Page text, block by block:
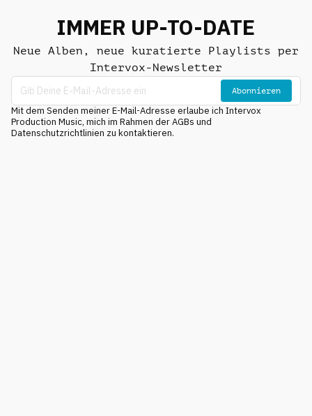
IMMER UP-TO-DATE
Neue Alben, neue kuratierte Playlists per
Intervox-Newsletter
Abonnieren
Mit dem Senden meiner E-Mail-Adresse erlaube ich Intervox
Production Music, mich im Rahmen der AGBs und
Datenschutzrichtlinien zu kontaktieren.